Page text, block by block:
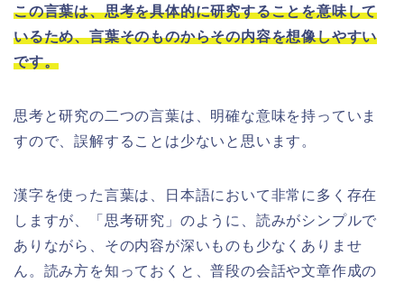
この言葉は、思考を具体的に研究することを意味して
いるため、言葉そのものからその内容を想像しやすい
です。
思考と研究の二つの言葉は、明確な意味を持っていま
すので、誤解することは少ないと思います。
漢字を使った言葉は、日本語において非常に多く存在
しますが、「思考研究」のように、読みがシンプルで
ありながら、その内容が深いものも少なくありませ
ん。読み方を知っておくと、普段の会話や文章作成の